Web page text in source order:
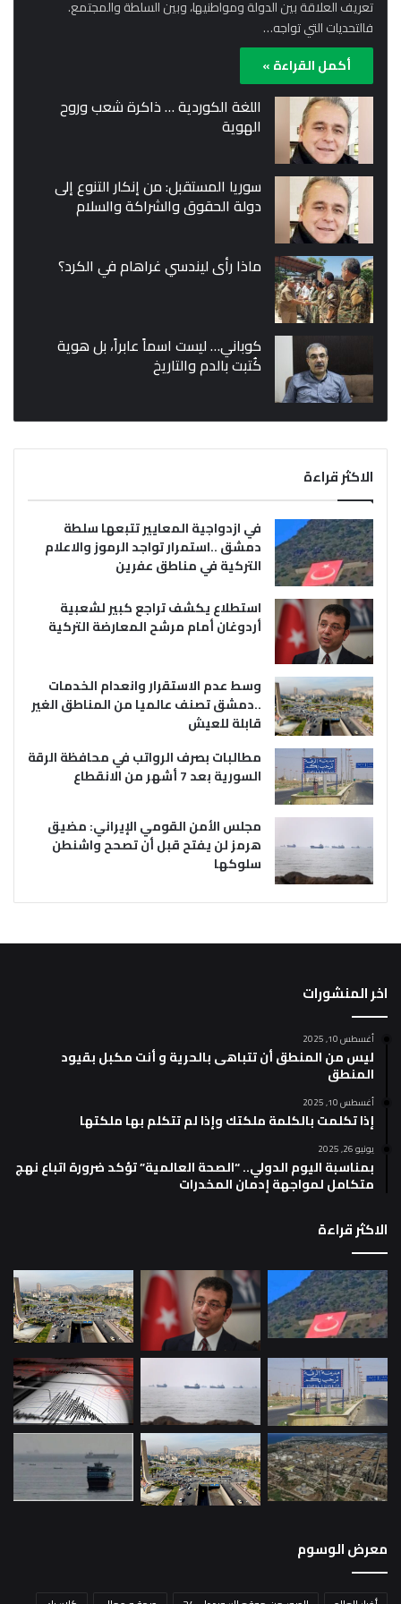
تعريف العلاقة بين الدولة ومواطنيها، وبين السلطة والمجتمع.
فالتحديات التي تواجه…
أكمل القراءة »
اللغة الكوردية … ذاكرة شعب وروح
الهوية
سوريا المستقبل: من إنكار التنوع إلى
دولة الحقوق والشراكة والسلام
ماذا رأى ليندسي غراهام في الكرد؟
كوباني… ليست اسماً عابراً، بل هوية
كُتبت بالدم والتاريخ
الاكثر قراءة
في ازدواجية المعايير تتبعها سلطة
دمشق ..استمرار تواجد الرموز والاعلام
التركية في مناطق عفرين
استطلاع يكشف تراجع كبير لشعبية
أردوغان أمام مرشح المعارضة التركية
وسط عدم الاستقرار وانعدام الخدمات
..دمشق تصنف عالميا من المناطق الغير
قابلة للعيش
مطالبات بصرف الرواتب في محافظة الرقة
السورية بعد 7 أشهر من الانقطاع
مجلس الأمن القومي الإيراني: مضيق
هرمز لن يفتح قبل أن تصحح واشنطن
سلوكها
اخر المنشورات
أغسطس 10, 2025
ليس من المنطق أن تتباهى بالحرية و أنت مكبل بقيود
المنطق
أغسطس 10, 2025
إذا تكلمت بالكلمة ملكتك وإذا لم تتكلم بها ملكتها
يونيو 26, 2025
بمناسبة اليوم الدولي.. “الصحة العالمية” تؤكد ضرورة اتباع نهج
متكامل لمواجهة إدمان المخدرات
الاكثر قراءة
معرض الوسوم